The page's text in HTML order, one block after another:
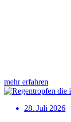
mehr erfahren
28. Juli 2026